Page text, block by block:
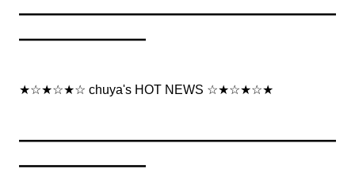
━━━━━━━━━━━━━━━━━━━━━━━━━
━━━━━━━━━━
★☆★☆★☆ chuya's HOT NEWS ☆★☆★☆★
━━━━━━━━━━━━━━━━━━━━━━━━━
━━━━━━━━━━